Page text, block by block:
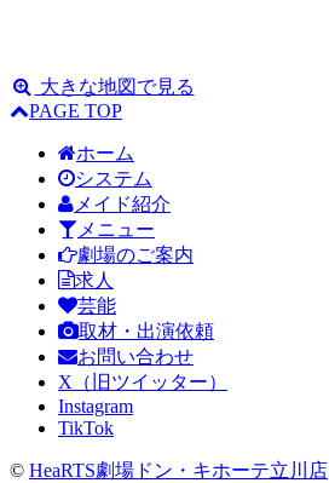
大きな地図で見る
PAGE TOP
ホーム
システム
メイド紹介
メニュー
劇場のご案内
求人
芸能
取材・出演依頼
お問い合わせ
X（旧ツイッター）
Instagram
TikTok
© HeaRTS劇場ドン・キホーテ立川店